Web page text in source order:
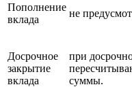
Пополнение
вклада
не
Досрочное
закрытие
вклада
при
суммы.